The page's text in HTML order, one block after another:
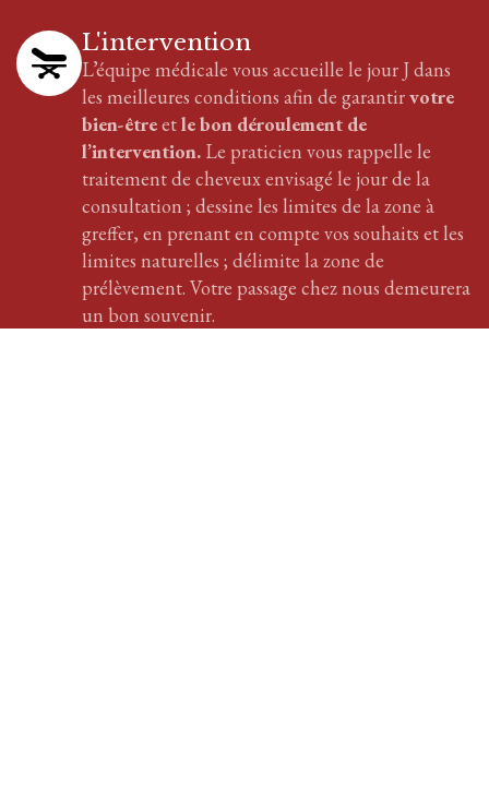
L'intervention
L’équipe médicale vous accueille le jour J dans
les meilleures conditions afin de garantirvotre
bien-êtreetle bon déroulement de
l’intervention. Le praticien vous rappelle le
traitementde cheveuxenvisagé le jour de la
consultation ; dessine les limites de la zone à
greffer, en prenant en compte vos souhaits et les
limites naturelles ; délimite la zone de
prélèvement. Votre passage chez nous demeurera
un bon souvenir.